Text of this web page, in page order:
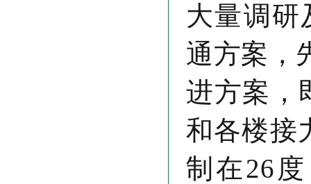
大量调研
通方案，
进方案，
和各楼接
制在26